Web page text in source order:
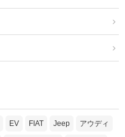
EV FIAT Jeep アウディ